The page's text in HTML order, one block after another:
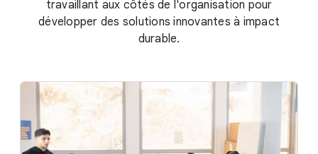
travaillant aux côtés de l'organisation pour
développer des solutions innovantes à impact
durable.